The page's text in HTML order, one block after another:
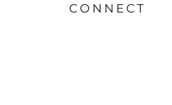
CONNECT